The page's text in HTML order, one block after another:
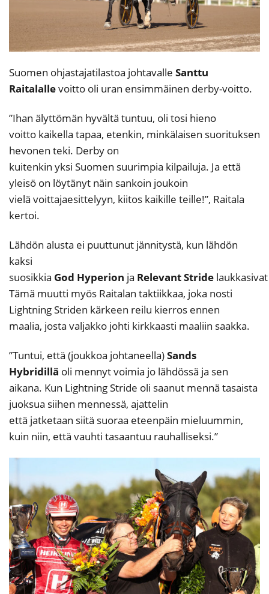
Suomen ohjastajatilastoa johtavalle Santtu
Raitalallevoitto oli uran ensimmäinen derby-voitto.
”Ihan älyttömän hyvältä tuntuu, oli tosi hieno
voitto kaikella tapaa, etenkin, minkälaisen suorituksen
hevonen teki. Derby on
kuitenkin yksi Suomen suurimpia kilpailuja. Ja että
yleisö on löytänyt näin sankoin joukoin
vielä voittajaesittelyyn, kiitos kaikille teille!”, Raitala
kertoi.
Lähdön alusta ei puuttunut jännitystä, kun lähdön
kaksi
suosikkia God Hyperion ja Relevant Stride
Tämä muutti myös Raitalan taktiikkaa, joka nosti
Lightning Striden kärkeen reilu kierros ennen
maalia, josta valjakko johti kirkkaasti maaliin saakka.
”Tuntui, että (joukkoa johtaneella)Sands
Hybridillä oli mennyt voimia jo lähdössä ja sen
aikana. Kun Lightning Stride oli saanut mennä tasaista
juoksua siihen mennessä, ajattelin
että jatketaan siitä suoraa eteenpäin mieluummin,
kuin niin, että vauhti tasaantuu rauhalliseksi.”